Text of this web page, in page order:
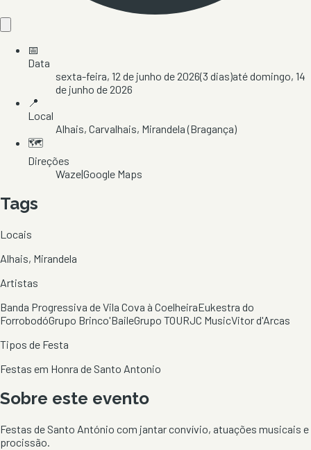
📅
Data
sexta-feira, 12 de junho de 2026(3 dias)atédomingo, 14
de junho de 2026
📍
Local
Alhais, Carvalhais, Mirandela(Bragança)
🗺️
Direções
Waze|Google Maps
Tags
Locais
Alhais, Mirandela
Artistas
Banda Progressiva de Vila Cova à CoelheiraEukestra do
ForrobodóGrupo Brinco'BaileGrupo TOURJC MusicVitor d'Arcas
Tipos de Festa
Festas em Honra de Santo Antonio
Sobre este evento
Festas de Santo António com jantar convívio, atuações musicais e
procissão.